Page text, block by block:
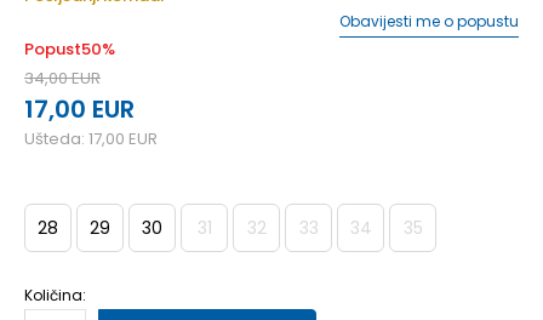
Popust50%
34,00EUR
17,00 EUR
Ušteda: 17,00 EUR
Obavijesti me o popustu
28 29 30 31 32 33 34 35
Količina: